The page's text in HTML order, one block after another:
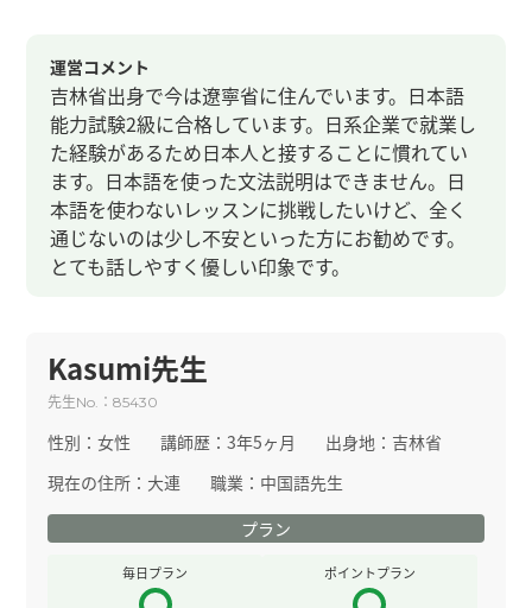
運営コメント
吉林省出身で今は遼寧省に住んでいます。日本語
能力試験2級に合格しています。日系企業で就業し
た経験があるため日本人と接することに慣れてい
ます。日本語を使った文法説明はできません。日
本語を使わないレッスンに挑戦したいけど、全く
通じないのは少し不安といった方にお勧めです。
とても話しやすく優しい印象です。
Kasumi先生
先生No. ：85430
性別：女性 講師歴：3年5ヶ月 出身地： 吉林省
現在の住所： 大連 職業： 中国語先生
プラン
毎日プラン ポイントプラン